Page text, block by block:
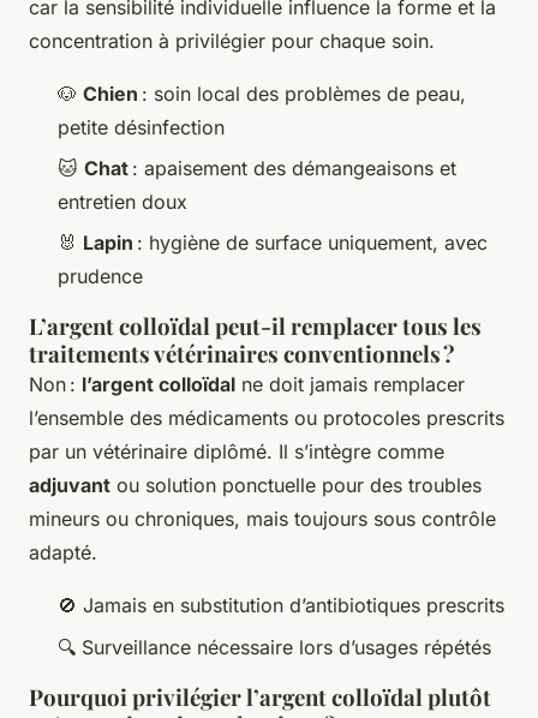
car la sensibilité individuelle influence la forme et la
concentration à privilégier pour chaque soin.
🐶 Chien : soin local des problèmes de peau,
petite désinfection
🐱 Chat : apaisement des démangeaisons et
entretien doux
🐰 Lapin : hygiène de surface uniquement, avec
prudence
L’argent colloïdal peut-il remplacer tous les
traitements vétérinaires conventionnels ?
Non : l’argent colloïdal ne doit jamais remplacer
l’ensemble des médicaments ou protocoles prescrits
par un vétérinaire diplômé. Il s’intègre comme
adjuvant ou solution ponctuelle pour des troubles
mineurs ou chroniques, mais toujours sous contrôle
adapté.
🚫 Jamais en substitution d’antibiotiques prescrits
🔍 Surveillance nécessaire lors d’usages répétés
Pourquoi privilégier l’argent colloïdal plutôt